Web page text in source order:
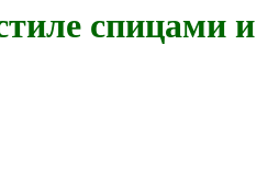
спицами и